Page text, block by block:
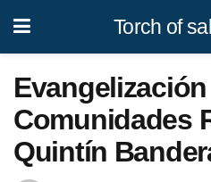
Torch of
Comunidades
Quintín